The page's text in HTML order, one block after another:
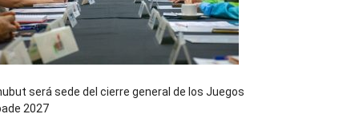
será sede del cierre general de los Juegos
2027